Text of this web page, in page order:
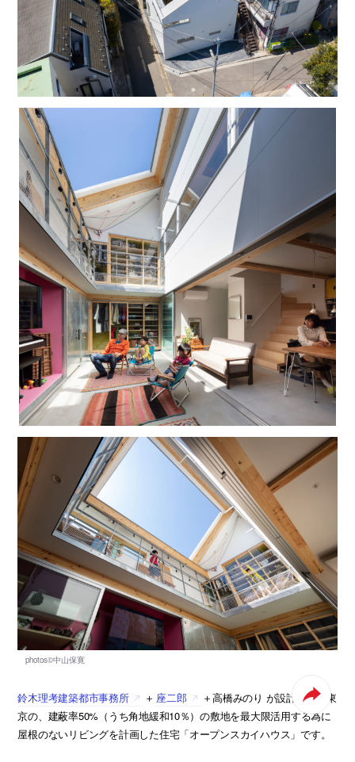
鈴木理考建築都市事務所 ＋ 座二郎
＋高橋みのり が設計した、東
京の、建蔽率50%（うち角地緩和10％）の敷地を最大限活用する為に
屋根のないリビングを計画した住宅「オープンスカイハウス」です。